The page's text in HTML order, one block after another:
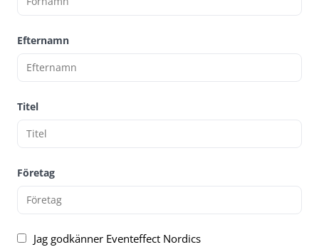
Efternamn
Titel
Företag
Jag godkänner Eventeffect Nordics